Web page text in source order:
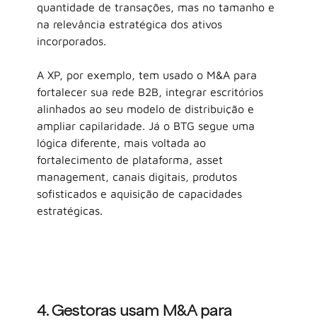
quantidade de transações, mas no tamanho e
na relevância estratégica dos ativos
incorporados.
A XP, por exemplo, tem usado o M&A para
fortalecer sua rede B2B, integrar escritórios
alinhados ao seu modelo de distribuição e
ampliar capilaridade. Já o BTG segue uma
lógica diferente, mais voltada ao
fortalecimento de plataforma, asset
management, canais digitais, produtos
sofisticados e aquisição de capacidades
estratégicas.
4. Gestoras usam M&A para